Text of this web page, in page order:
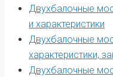
Двухбалочные
и характеристики
Двухбалочные
характеристики,
Двухбалочные